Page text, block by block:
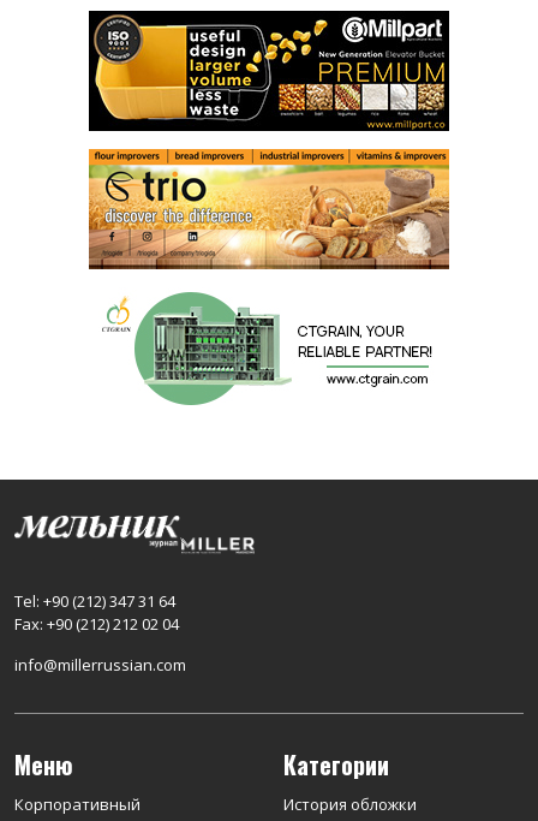
Tel: +90 (212) 347 31 64
Fax: +90 (212) 212 02 04
info@millerrussian.com
Меню
Корпоративный
Категории
История обложки